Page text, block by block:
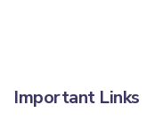
Important Links